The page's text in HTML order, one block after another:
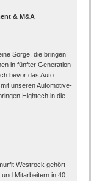
& M&A
Sorge, die bringen
in fünfter Generation
bevor das Auto
unseren Automotive-
Hightech in die
Westrock gehört
Mitarbeitern in 40